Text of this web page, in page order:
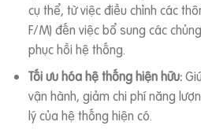
cụ thể, từ việc điều chỉnh các
F/M) đến việc bổ sung các
phục hồi hệ thống.
Tối ưu hóa hệ thống hiện hữu:
vận hành, giảm chi phí năng
lý của hệ thống hiện có.